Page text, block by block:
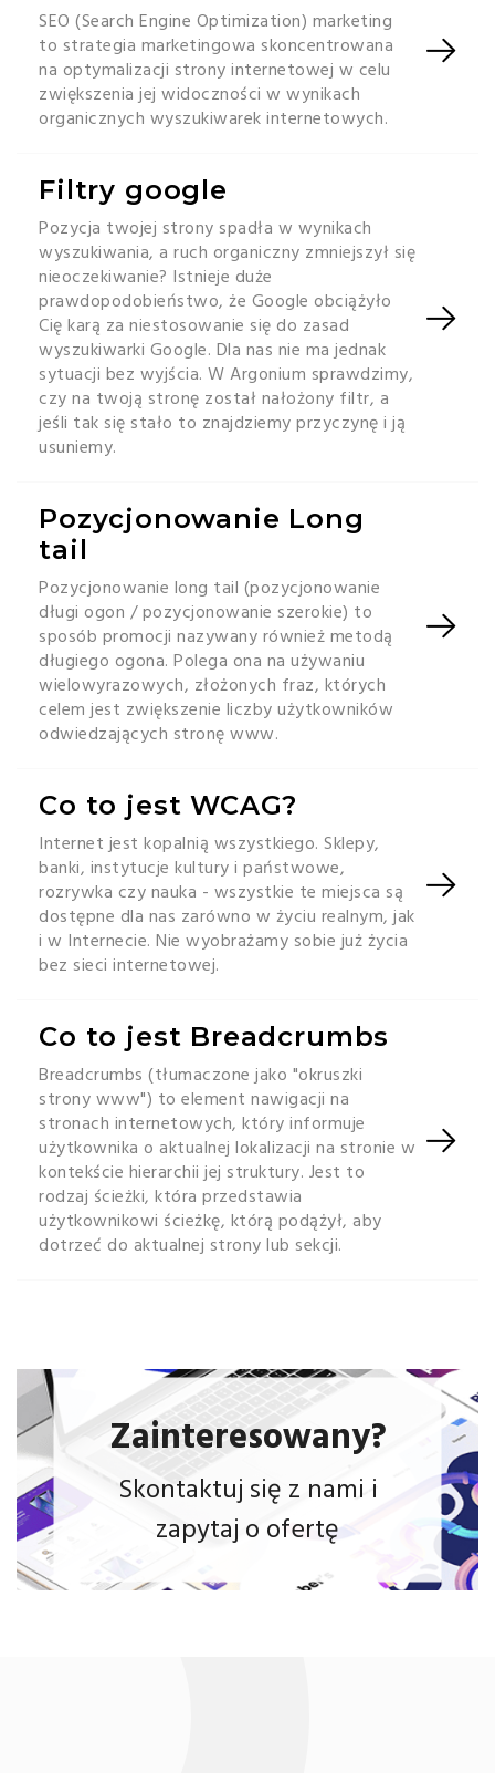
SEO (Search Engine Optimization) marketing
to strategia marketingowa skoncentrowana
na optymalizacji strony internetowej w celu
zwiększenia jej widoczności w wynikach
organicznych wyszukiwarek internetowych.
Filtry google
Pozycja twojej strony spadła w wynikach
wyszukiwania, a ruch organiczny zmniejszył się
nieoczekiwanie? Istnieje duże
prawdopodobieństwo, że Google obciążyło
Cię karą za niestosowanie się do zasad
wyszukiwarki Google. Dla nas nie ma jednak
sytuacji bez wyjścia. W Argonium sprawdzimy,
czy na twoją stronę został nałożony filtr, a
jeśli tak się stało to znajdziemy przyczynę i ją
usuniemy.
Pozycjonowanie Long
tail
Pozycjonowanie long tail (pozycjonowanie
długi ogon / pozycjonowanie szerokie) to
sposób promocji nazywany również metodą
długiego ogona. Polega ona na używaniu
wielowyrazowych, złożonych fraz, których
celem jest zwiększenie liczby użytkowników
odwiedzających stronę www.
Co to jest WCAG?
Internet jest kopalnią wszystkiego. Sklepy,
banki, instytucje kultury i państwowe,
rozrywka czy nauka - wszystkie te miejsca są
dostępne dla nas zarówno w życiu realnym, jak
i w Internecie. Nie wyobrażamy sobie już życia
bez sieci internetowej.
Co to jest Breadcrumbs
Breadcrumbs (tłumaczone jako "okruszki
strony www") to element nawigacji na
stronach internetowych, który informuje
użytkownika o aktualnej lokalizacji na stronie w
kontekście hierarchii jej struktury. Jest to
rodzaj ścieżki, która przedstawia
użytkownikowi ścieżkę, którą podążył, aby
dotrzeć do aktualnej strony lub sekcji.
Zainteresowany?
Skontaktuj się z nami i
zapytaj o ofertę